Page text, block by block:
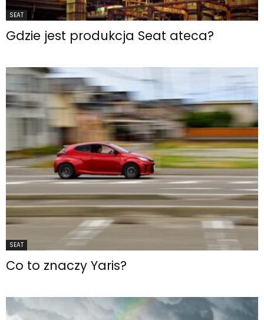
SEAT
Gdzie jest produkcja Seat ateca?
SEAT
Co to znaczy Yaris?